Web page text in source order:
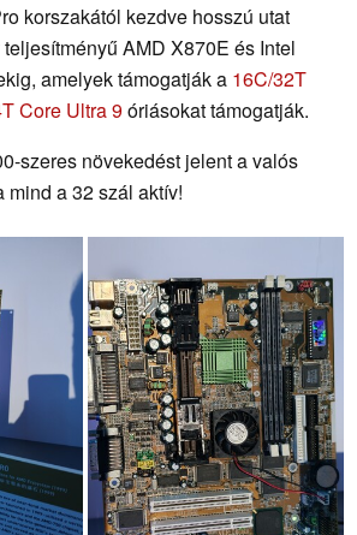
korszakától kezdve hosszú utat
AMD X870E és Intel
amelyek támogatják a 16C/32T
Core Ultra 9óriásokat támogatják.
szeres növekedést jelent a valós
mind a 32 szál aktív!